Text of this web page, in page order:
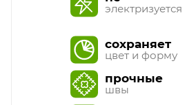
электризуется
сохраняет
цвет и форму
прочные
швы